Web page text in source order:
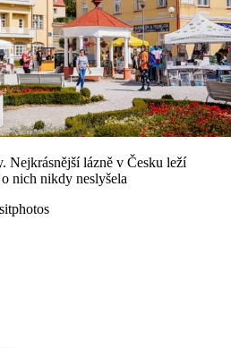
Nejkrásnější lázně v Česku leží
nich nikdy neslyšela